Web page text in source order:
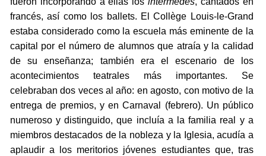
francés, así como los ballets. El Collège Louis-le-Grand
estaba considerado como la escuela más eminente de la
capital por el número de alumnos que atraía y la calidad
de su enseñanza; también era el escenario de los
acontecimientos teatrales más importantes. Se
celebraban dos veces al año: en agosto, con motivo de la
entrega de premios, y en Carnaval (febrero). Un público
numeroso y distinguido, que incluía a la familia real y a
miembros destacados de la nobleza y la Iglesia, acudía a
aplaudir a los meritorios jóvenes estudiantes que, tras